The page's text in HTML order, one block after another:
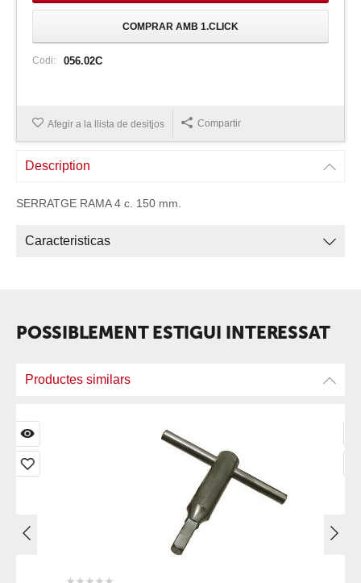
COMPRAR AMB 1.CLICK
Codi: 056.02C
Afegir a la llista de desitjos Compartir
Description
SERRATGE RAMA 4 c. 150 mm.
Caracteristicas
POSSIBLEMENT ESTIGUI INTERESSAT
Productes similars